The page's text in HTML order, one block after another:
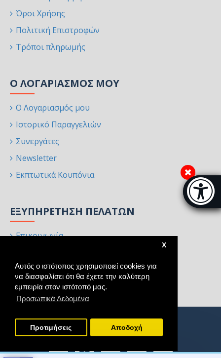
Αυτός ο ιστότοπος χρησιμοποιεί cookies για
να διασφαλίσει ότι θα έχετε την καλύτερη
εμπειρία στον ιστότοπό μας.
Προσωπικά Δεδομένα
X
Προτιμήσεις Aποδοχή
Μπάρα
Όροι Χρήσης
Πολιτική Επιστροφών
Τρόποι πληρωμής
Ο ΛΟΓΑΡΙΑΣΜΌΣ ΜΟΥ
Ο Λογαριασμός μου
Ιστορικό Παραγγελιών
Συνεργάτες
Newsletter
Εκπτωτικά Κουπόνια
ΕΞΥΠΗΡΈΤΗΣΗ ΠΕΛΑΤΏΝ
Επικοινωνία
Χάρτης Ιστότοπου
Κατασκευαστές